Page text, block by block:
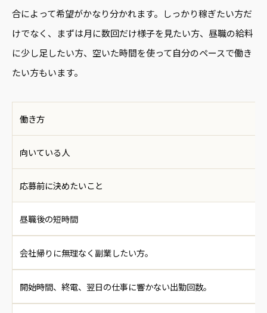
合によって希望がかなり分かれます。しっかり稼ぎたい方だ
けでなく、まずは月に数回だけ様子を見たい方、昼職の給料
に少し足したい方、空いた時間を使って自分のペースで働き
たい方もいます。
働き方
向いている人
応募前に決めたいこと
昼職後の短時間
会社帰りに無理なく副業したい方。
開始時間、終電、翌日の仕事に響かない出勤回数。